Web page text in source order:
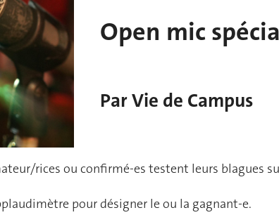
Open mic
Par Vie de Campus
rices ou confirmé-es testent leurs blagues
pour désigner le ou la gagnant-e.